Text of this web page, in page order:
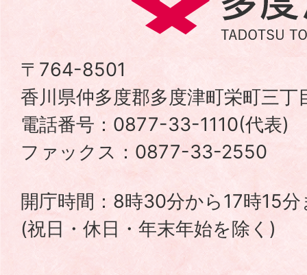
度
町
TADOTSU
TOWN
〒764-8501
香川県仲多度郡多度津町栄町三
電話番号：0877-33-1110(代表)
ファックス：0877-33-2550
開庁時間：8時30分から17時15分
(祝日・休日・年末年始を除く)